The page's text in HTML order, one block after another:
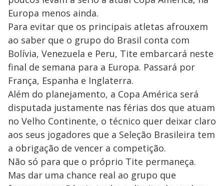
Europa menos ainda.
Para evitar que os principais atletas afrouxem
ao saber que o grupo do Brasil conta com
Bolívia, Venezuela e Peru, Tite embarcará neste
final de semana para a Europa. Passará por
França, Espanha e Inglaterra.
Além do planejamento, a Copa América será
disputada justamente nas férias dos que atuam
no Velho Continente, o técnico quer deixar claro
aos seus jogadores que a Seleção Brasileira tem
a obrigação de vencer a competição.
Não só para que o próprio Tite permaneça.
Mas dar uma chance real ao grupo que